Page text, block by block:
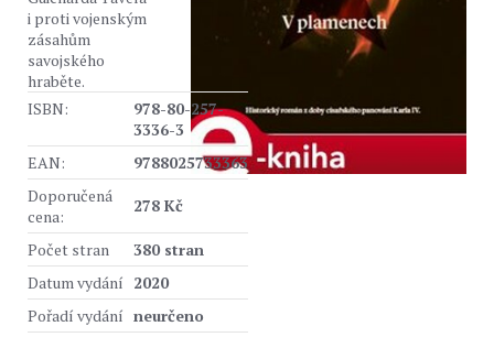
i proti vojenským
zásahům
savojského
hraběte.
ISBN:
978-80-257-
3336-3
EAN:
9788025733363
Doporučená
cena:
278 Kč
Počet stran
380 stran
Datum vydání 2020
Pořadí vydání neurčeno